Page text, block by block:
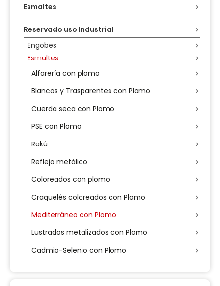
Esmaltes
Reservado uso Industrial
Engobes
Esmaltes
Alfarería con plomo
Blancos y Trasparentes con Plomo
Cuerda seca con Plomo
PSE con Plomo
Rakú
Reflejo metálico
Coloreados con plomo
Craquelés coloreados con Plomo
Mediterráneo con Plomo
Lustrados metalizados con Plomo
Cadmio-Selenio con Plomo